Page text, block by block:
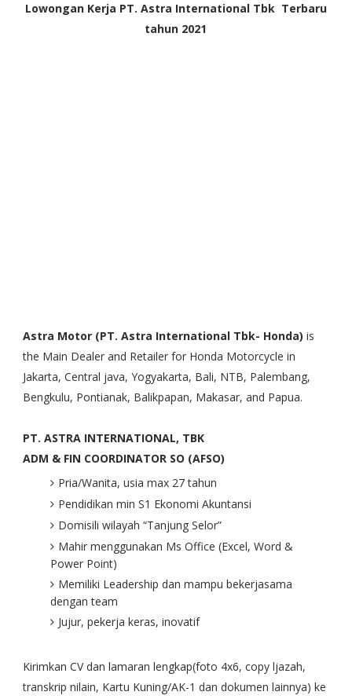
Lowongan Kerja PT. Astra International Tbk Terbaru
tahun 2021
Astra Motor (PT. Astra International Tbk- Honda) is
the Main Dealer and Retailer for Honda Motorcycle in
Jakarta, Central java, Yogyakarta, Bali, NTB, Palembang,
Bengkulu, Pontianak, Balikpapan, Makasar, and Papua.
PT. ASTRA INTERNATIONAL, TBK
ADM & FIN COORDINATOR SO (AFSO)
Pria/Wanita, usia max 27 tahun
Pendidikan min S1 Ekonomi Akuntansi
Domisili wilayah “Tanjung Selor”
Mahir menggunakan Ms Office (Excel, Word &
Power Point)
Memiliki Leadership dan mampu bekerjasama
dengan team
Jujur, pekerja keras, inovatif
Kirimkan CV dan lamaran lengkap(foto 4x6, copy ljazah,
transkrip nilain, Kartu Kuning/AK-1 dan dokumen lainnya) ke